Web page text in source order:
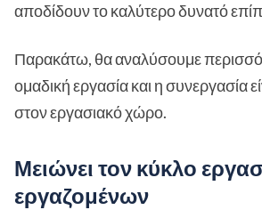
αποδίδουν το καλύτερο δυνατό
Παρακάτω, θα αναλύσουμε
ομαδική εργασία και η συνεργασία
στον εργασιακό χώρο.
Μειώνει τον κύκλο
εργαζομένων